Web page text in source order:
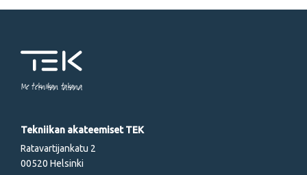
Me tekniikan takana
Tekniikan akateemiset TEK
Ratavartijankatu 2
00520 Helsinki